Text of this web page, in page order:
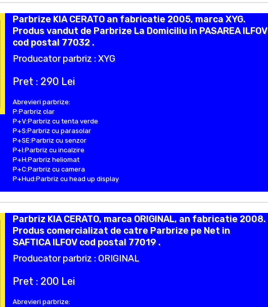
Parbrize KIA CERATO an fabricatie 2005, marca XYG.
Produs vandut de Parbrize La Domiciliu in PASAREA ILFOV
cod postal 77032 .
Producator parbriz : XYG
Pret : 290 Lei
Abrevieri parbrize:
P:Parbriz clar
P+V:Parbriz cu tenta verde
P+S:Parbriz cu parasolar
P+SE:Parbriz cu senzor
P+I:Parbriz cu incalzire
P+H:Parbriz heliomat
P+C:Parbriz cu camera
P+Hud:Parbriz cu head up display
Parbriz KIA CERATO, marca ORIGINAL, an fabricatie 2008.
Produs comercializat de catre Parbrize pe Net in
SAFTICA ILFOV cod postal 77019 .
Producator parbriz : ORIGINAL
Pret : 200 Lei
Abrevieri parbrize: